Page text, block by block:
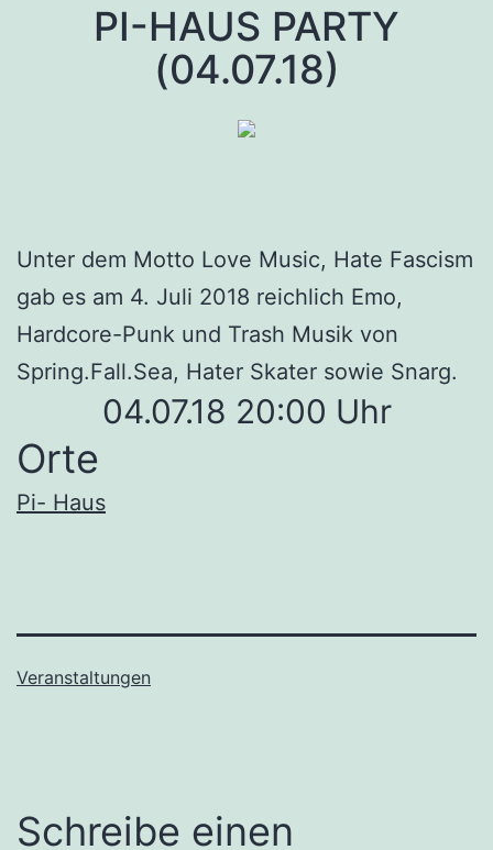
PI-HAUS PARTY
(04.07.18)
Unter dem Motto Love Music, Hate Fascism
gab es am 4. Juli 2018 reichlich Emo,
Hardcore-Punk und Trash Musik von
Spring.Fall.Sea, Hater Skater sowie Snarg.
04.07.18 20:00 Uhr
Orte
Pi- Haus
Veranstaltungen
Schreibe einen